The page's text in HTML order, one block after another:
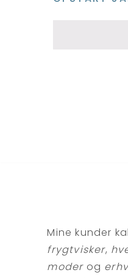
Mine kunder
frygtvisker,
moderog